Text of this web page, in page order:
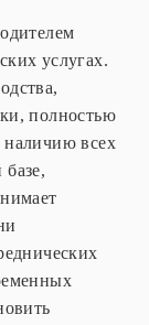
услугах.
полностью
наличию всех